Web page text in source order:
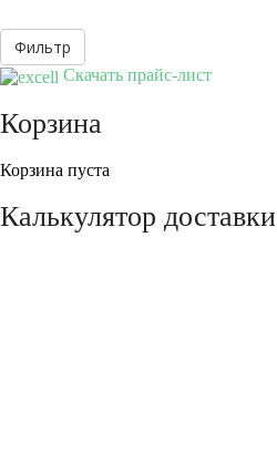
Скачать прайс-лист
Корзина
Корзина пуста
Калькулятор доставки